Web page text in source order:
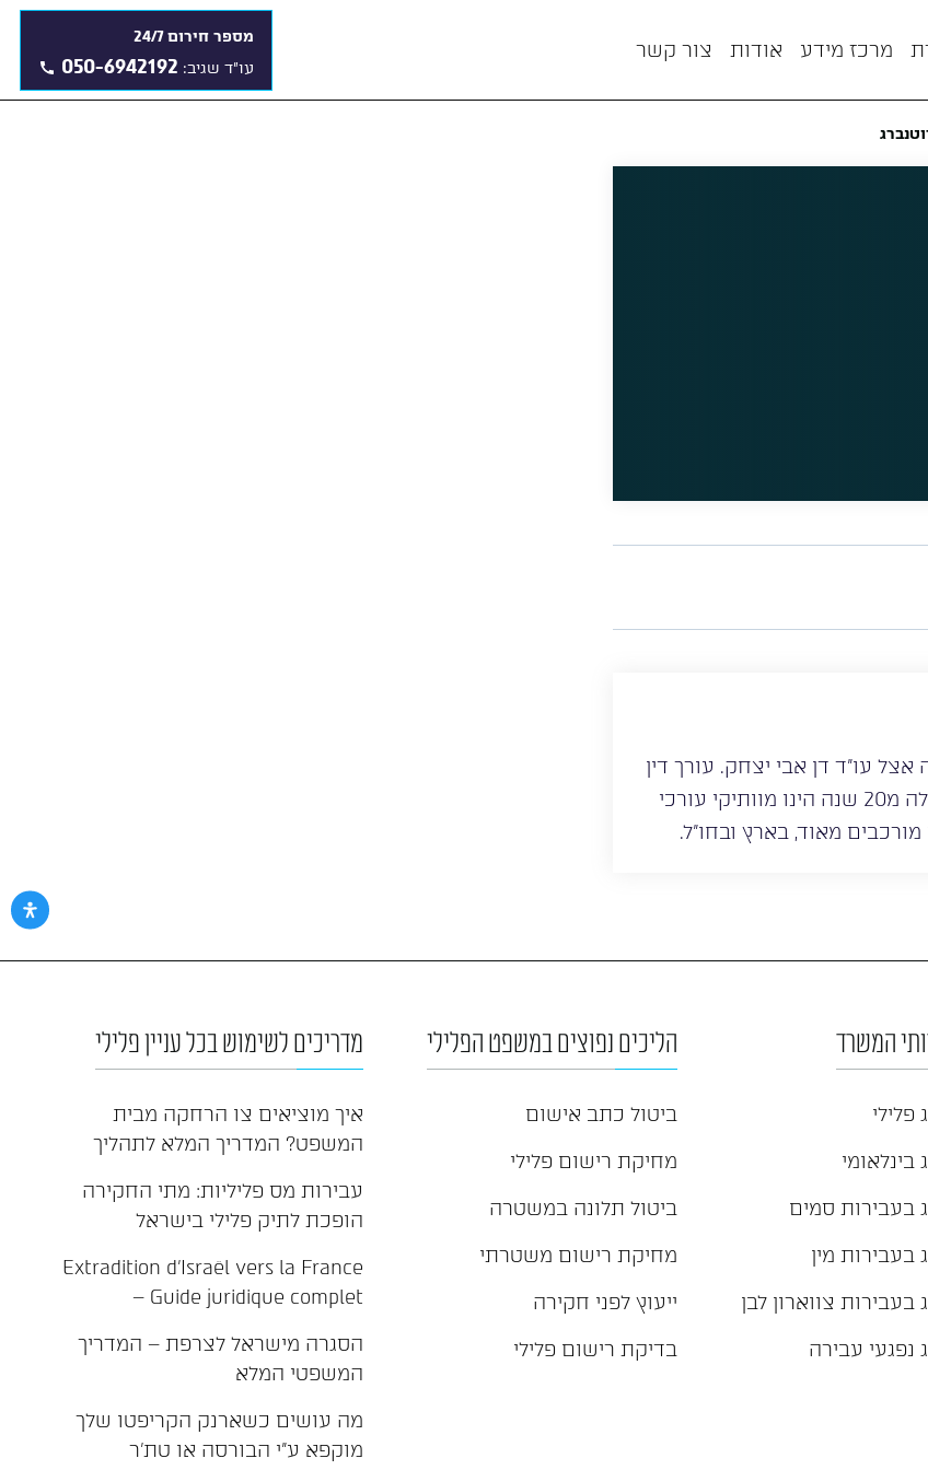
מרכז מידע אודות צור קשר
מספר חירום 24/7
עו"ד שגיב: 050-6942192
הדין משנת 1997, התמחה אצל עו”ד דן אבי יצחק. עורך דין
פלילי ניר רוטנברג עוסק במשפט פלילי למעלה מ20 שנה הינו מוותיקי עורכי
מורכבים מאוד, בארץ ובחו”ל.
המשרד
פלילי
בינלאומי
בעבירות סמים
בעבירות מין
בעבירות צווארון לבן
נפגעי עבירה
הליכים נפוצים במשפט הפלילי
ביטול כתב אישום
מחיקת רישום פלילי
ביטול תלונה במשטרה
מחיקת רישום משטרתי
ייעוץ לפני חקירה
בדיקת רישום פלילי
מדריכים לשימוש בכל עניין פלילי
איך מוציאים צו הרחקה מבית
המשפט? המדריך המלא לתהליך
עבירות מס פליליות: מתי החקירה
הופכת לתיק פלילי בישראל
Extradition d'Israël vers la France
– Guide juridique complet
הסגרה מישראל לצרפת – המדריך
המשפטי המלא
מה עושים כשארנק הקריפטו שלך
מוקפא ע"י הבורסה או טת'ר